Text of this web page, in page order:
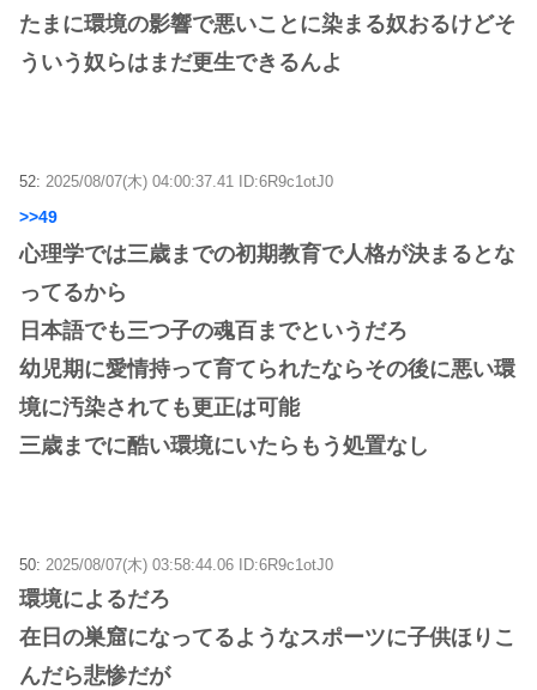
たまに環境の影響で悪いことに染まる奴おるけどそ
ういう奴らはまだ更生できるんよ
52: 2025/08/07(木) 04:00:37.41 ID:6R9c1otJ0
>>49
心理学では三歳までの初期教育で人格が決まるとな
ってるから
日本語でも三つ子の魂百までというだろ
幼児期に愛情持って育てられたならその後に悪い環
境に汚染されても更正は可能
三歳までに酷い環境にいたらもう処置なし
50: 2025/08/07(木) 03:58:44.06 ID:6R9c1otJ0
環境によるだろ
在日の巣窟になってるようなスポーツに子供ほりこ
んだら悲惨だが